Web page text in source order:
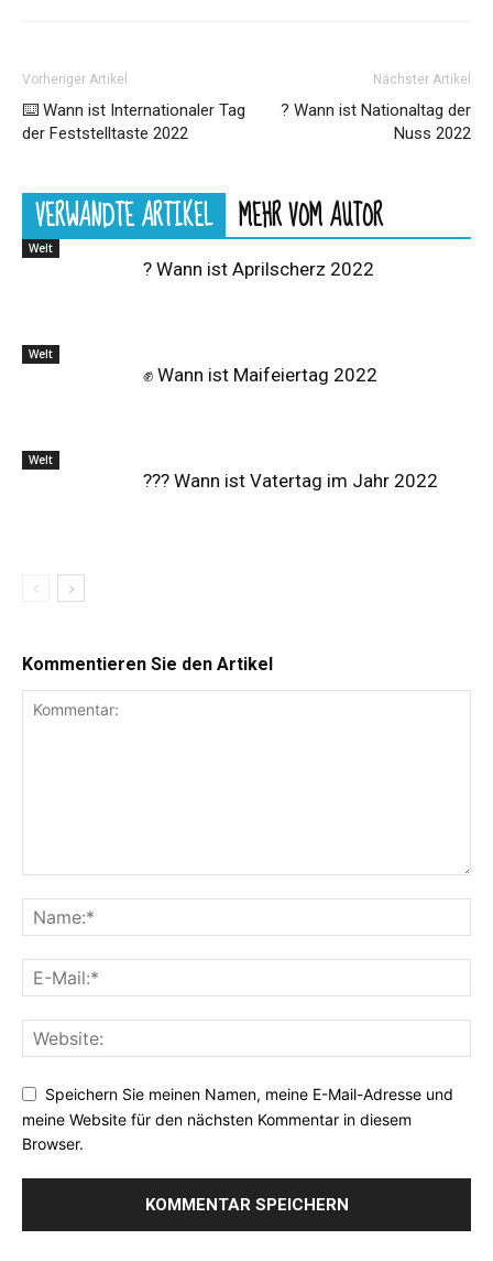
Vorheriger Artikel
⌨️ Wann ist Internationaler Tag
der Feststelltaste 2022
Nächster Artikel
? Wann ist Nationaltag der
Nuss 2022
VERWANDTE ARTIKEL MEHR VOM AUTOR
Welt
? Wann ist Aprilscherz 2022
Welt
✊ Wann ist Maifeiertag 2022
Welt
?‍?‍? Wann ist Vatertag im Jahr 2022
Kommentieren Sie den Artikel
Speichern Sie meinen Namen, meine E-Mail-Adresse und
meine Website für den nächsten Kommentar in diesem
Browser.